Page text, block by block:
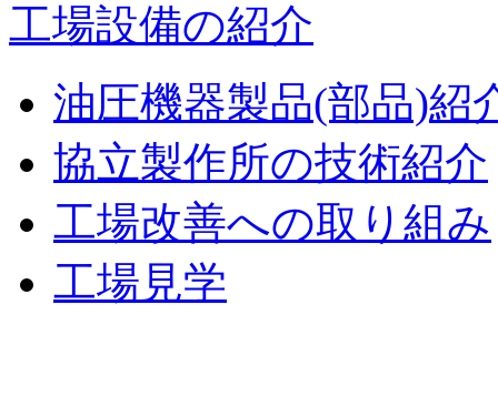
工場設備の紹介
油圧機器製品(部品)紹
協立製作所の技術紹介
工場改善への取り組み
工場見学